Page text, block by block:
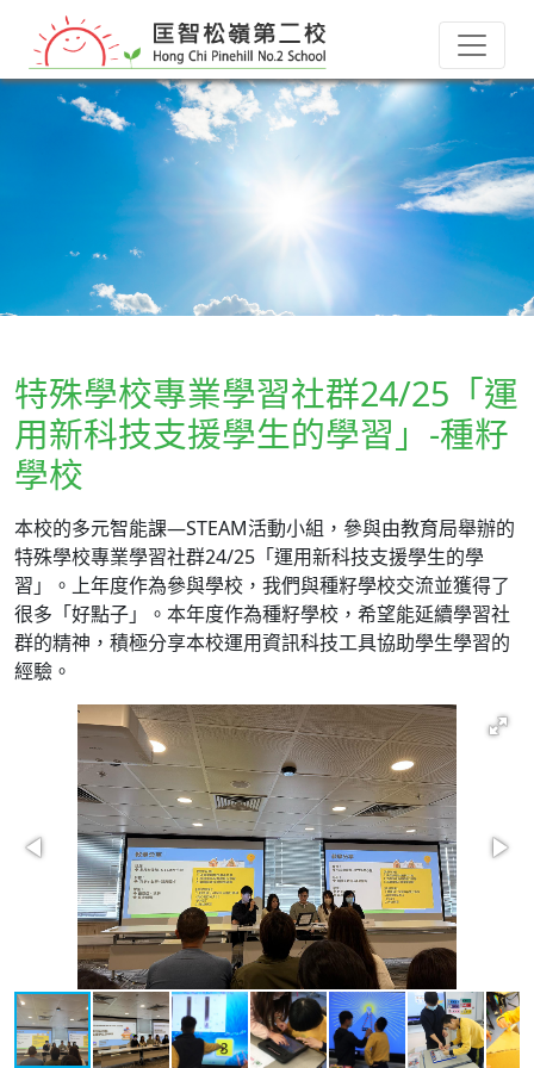
特殊學校專業學習社群24/25「運
用新科技支援學生的學習」-種籽
學校
本校的多元智能課—STEAM活動小組，參與由教育局舉辦的
特殊學校專業學習社群24/25「運用新科技支援學生的學
習」。上年度作為參與學校，我們與種籽學校交流並獲得了
很多「好點子」。本年度作為種籽學校，希望能延續學習社
群的精神，積極分享本校運用資訊科技工具協助學生學習的
經驗。